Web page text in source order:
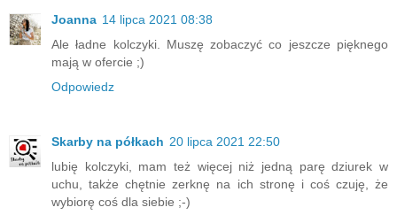
Joanna 14 lipca 2021 08:38
Ale ładne kolczyki. Muszę zobaczyć co jeszcze pięknego
mają w ofercie ;)
Odpowiedz
Skarby na półkach 20 lipca 2021 22:50
lubię kolczyki, mam też więcej niż jedną parę dziurek w
uchu, także chętnie zerknę na ich stronę i coś czuję, że
wybiorę coś dla siebie ;-)